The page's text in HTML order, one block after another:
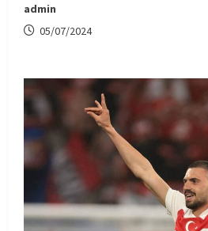
admin
05/07/2024